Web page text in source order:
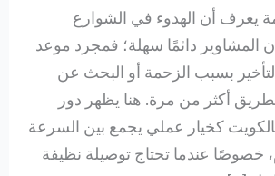
يعرف أن الهدوء في الشوارع
المشاوير دائمًا سهلة؛ فمجرد موعد
بسبب الزحمة أو البحث عن
أكثر من مرة. هنا يظهر دور
كخيار عملي يجمع بين السرعة
خصوصًا عندما تحتاج توصيلة نظيفة